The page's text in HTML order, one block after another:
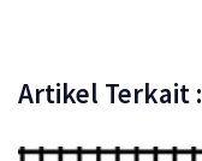
Artikel Terkait :